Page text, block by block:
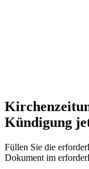
Kündigung
Füllen Sie die
Dokument im